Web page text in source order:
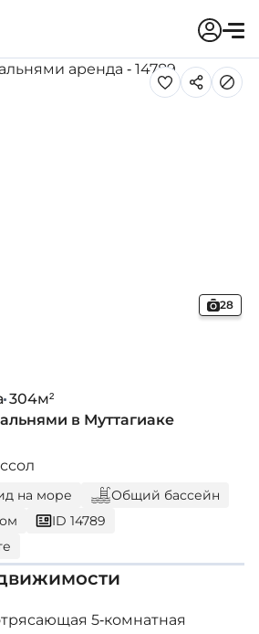
28
304м²
в Муттагиаке
на море
Общий бассейн
ID 14789
5-комнатная